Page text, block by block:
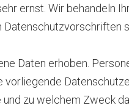
ernst. Wir behandeln
Datenschutzvorschriften
Daten erhoben.
vorliegende
zu welchem Zweck